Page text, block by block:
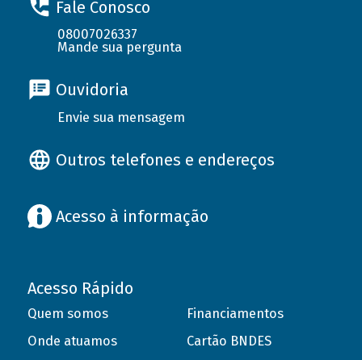
Fale Conosco
08007026337
Mande sua pergunta
Ouvidoria
Envie sua mensagem
Outros telefones e endereços
Acesso à informação
Acesso Rápido
Quem somos
Onde atuamos
Financiamentos
Cartão BNDES